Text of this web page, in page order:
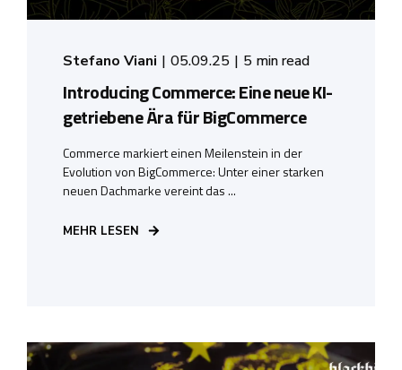
Stefano Viani 05.09.25 5 min read
Introducing Commerce: Eine neue KI-
getriebene Ära für BigCommerce
Commerce markiert einen Meilenstein in der
Evolution von BigCommerce: Unter einer starken
neuen Dachmarke vereint das ...
MEHR LESEN